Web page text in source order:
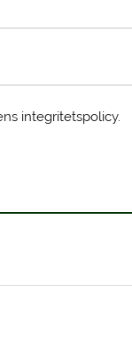
integritetspolicy.